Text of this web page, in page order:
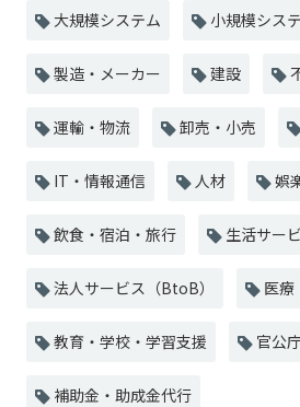
大規模システム 小規模シス
製造・メーカー 建設
運輸・物流 卸売・小売
IT・情報通信 人材 娯
飲食・宿泊・旅行 生活サー
法人サービス（BtoB） 医療
教育・学校・学習支援 官公
補助金・助成金代行